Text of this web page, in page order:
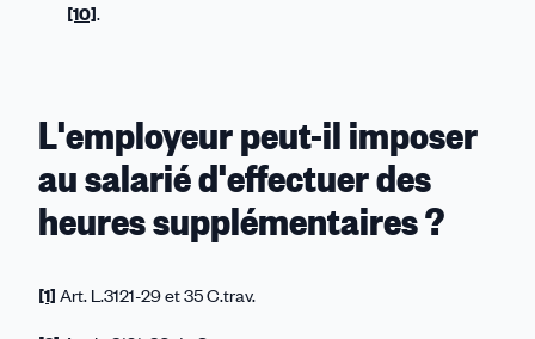
[10].
L'employeur peut-il imposer
au salarié d'effectuer des
heures supplémentaires ?
[1] Art. L.3121-29 et 35 C.trav.